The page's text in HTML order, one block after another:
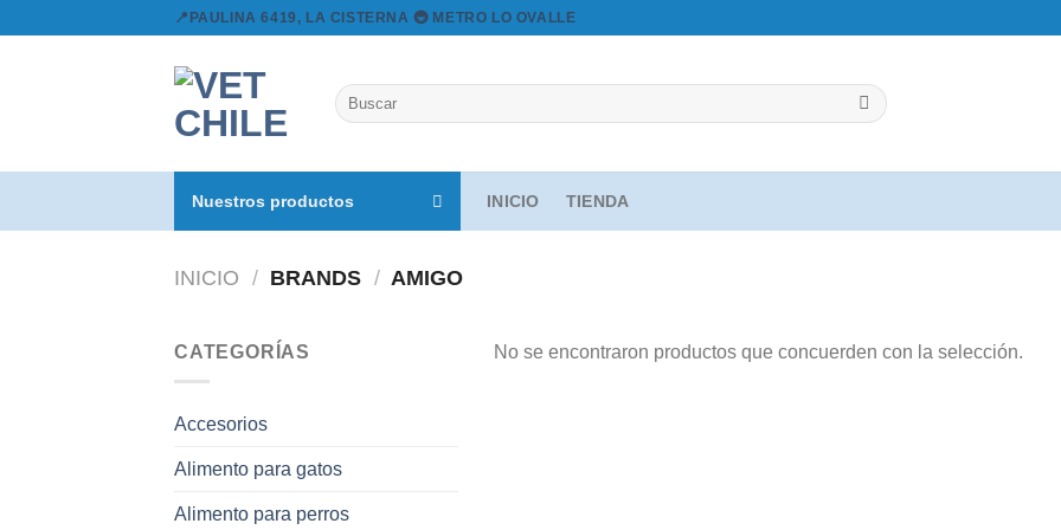
📍PAULINA 6419, LA CISTERNA 🚇 METRO LO OVALLE
Buscar
por:
Nuestros productos INICIO TIENDA
INICIO / BRANDS / AMIGO
CATEGORÍAS
Accesorios
Alimento para gatos
Alimento para perros
No se encontraron productos que concuerden con la selección.